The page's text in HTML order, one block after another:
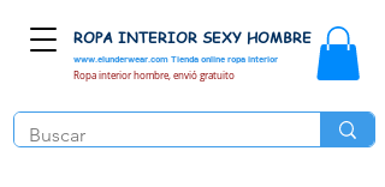
www.elunderwear.com Tienda online ropa interior
ROPA INTERIOR SEXY HOMBRE
Ropa interior hombre, envió gratuito